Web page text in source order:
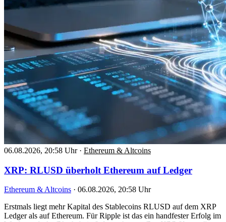
06.08.2026, 20:58 Uhr · Ethereum & Altcoins
XRP: RLUSD überholt Ethereum auf Ledger
Ethereum & Altcoins · 06.08.2026, 20:58 Uhr
Erstmals liegt mehr Kapital des Stablecoins RLUSD auf dem XRP
Ledger als auf Ethereum. Für Ripple ist das ein handfester Erfolg im